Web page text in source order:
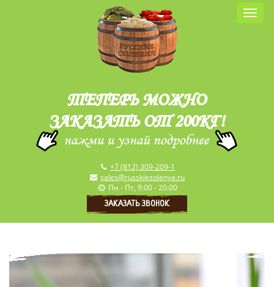
Меню
Главная
О нас
Прайс
Акции
Доставка и оплата
Новости
+7 (812) 309-209-1
sales@russkiesolenya.ru
Пн - Пт, 9:00 - 20:00
ЗАКАЗАТЬ ЗВОНОК